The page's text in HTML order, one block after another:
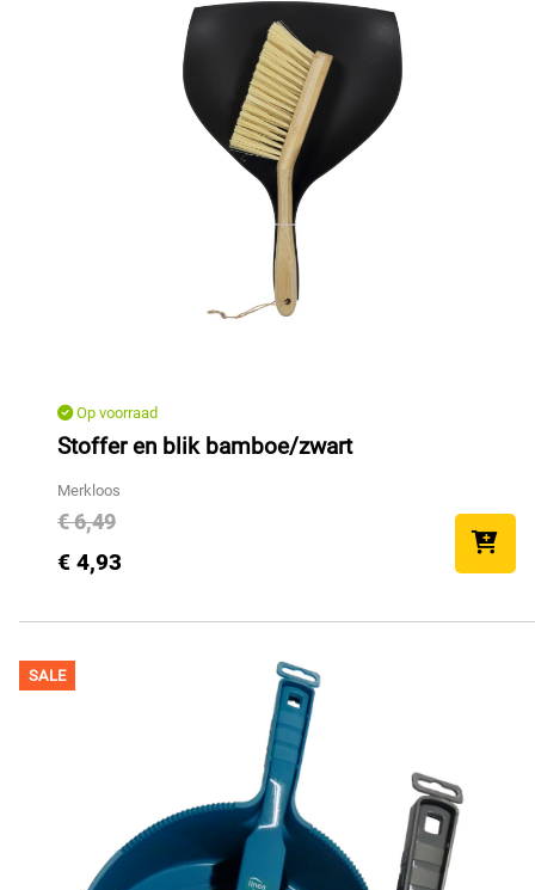
Op voorraad
Stoffer en blik bamboe/zwart
Merkloos
€ 6,49
€ 4,93
SALE